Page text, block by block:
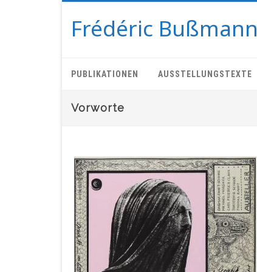
Frédéric Bußmann
PUBLIKATIONEN AUSSTELLUNGSTEXTE
Vorworte